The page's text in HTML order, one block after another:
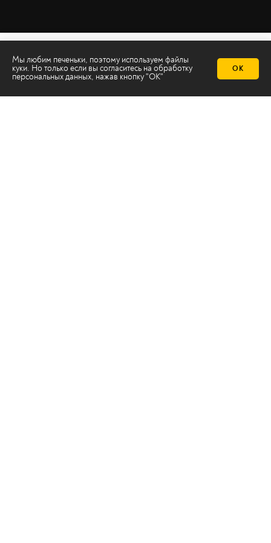
Мы любим печеньки, поэтому используем файлы
куки. Но только если вы согласитесь на обработку
персональных данных, нажав кнопку "ОК"
ОК